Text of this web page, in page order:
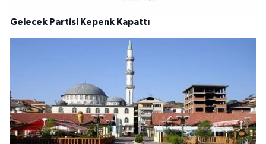
Gelecek Partisi Kepenk Kapattı